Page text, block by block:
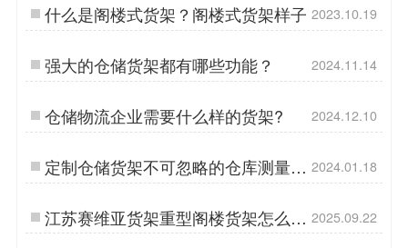
什么是阁楼式货架？阁楼式货架样子 2023.10.19
强大的仓储货架都有哪些功能？ 2024.11.14
仓储物流企业需要什么样的货架? 2024.12.10
定制仓储货架不可忽略的仓库测量重
要细节
2024.01.18
江苏赛维亚货架重型阁楼货架怎么
样？
2025.09.22